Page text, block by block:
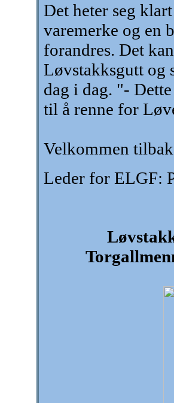
Det heter seg
varemerke og en
forandres. Det
Løvstakksgutt og
dag i dag. "-
til å renne for
Velkommen
Leder for ELGF: